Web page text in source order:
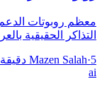
التذاكر الحقيقية
Mazen Salah·5 دقيقة قراءة
ai